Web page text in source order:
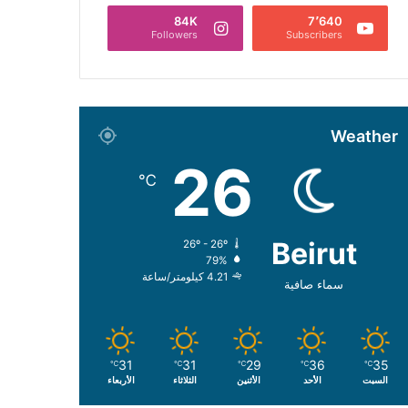
7٬640
Subscribers
84K
Followers
Weather
Beirut
سماء صافية
26
℃
26º - 26º
79%
4.21 كيلومتر/ساعة
35
℃
السبت
36
℃
الأحد
29
℃
الأثنين
31
℃
الثلاثاء
31
℃
الأربعاء